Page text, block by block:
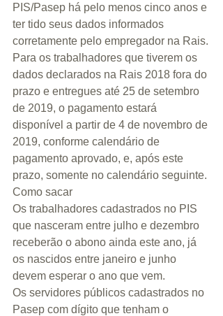
PIS/Pasep há pelo menos cinco anos e
ter tido seus dados informados
corretamente pelo empregador na Rais.
Para os trabalhadores que tiverem os
dados declarados na Rais 2018 fora do
prazo e entregues até 25 de setembro
de 2019, o pagamento estará
disponível a partir de 4 de novembro de
2019, conforme calendário de
pagamento aprovado, e, após este
prazo, somente no calendário seguinte.
Como sacar
Os trabalhadores cadastrados no PIS
que nasceram entre julho e dezembro
receberão o abono ainda este ano, já
os nascidos entre janeiro e junho
devem esperar o ano que vem.
Os servidores públicos cadastrados no
Pasep com dígito que tenham o